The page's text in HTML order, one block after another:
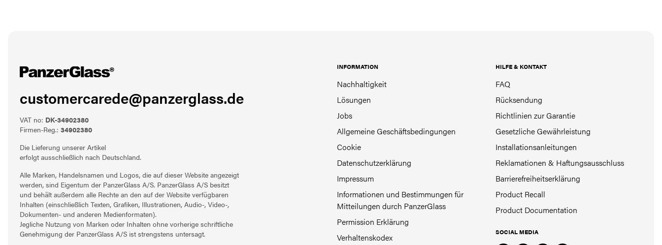
customercarede@panzerglass.de
VAT no: DK-34902380
Firmen-Reg.: 34902380
Die Lieferung unserer Artikel
erfolgt ausschließlich nach Deutschland.
Alle Marken, Handelsnamen und Logos, die auf dieser Website angezeigt
werden, sind Eigentum der PanzerGlass A/S. PanzerGlass A/S besitzt
und behält außerdem alle Rechte an den auf der Website verfügbaren
Inhalten (einschließlich Texten, Grafiken, Illustrationen, Audio-, Video-,
Dokumenten- und anderen Medienformaten).
Jegliche Nutzung von Marken oder Inhalten ohne vorherige schriftliche
Genehmigung der PanzerGlass A/S ist strengstens untersagt.
INFORMATION
Nachhaltigkeit
Lösungen
Jobs
Allgemeine Geschäftsbedingungen
Cookie
Datenschutzerklärung
Impressum
Informationen und Bestimmungen für
Mitteilungen durch PanzerGlass
Permission Erklärung
Verhaltenskodex
HILFE & KONTAKT
FAQ
Rücksendung
Richtlinien zur Garantie
Gesetzliche Gewährleistung
Installationsanleitungen
Reklamationen & Haftungsausschluss
Barrierefreiheitserklärung
Product Recall
Product Documentation
SOCIAL MEDIA